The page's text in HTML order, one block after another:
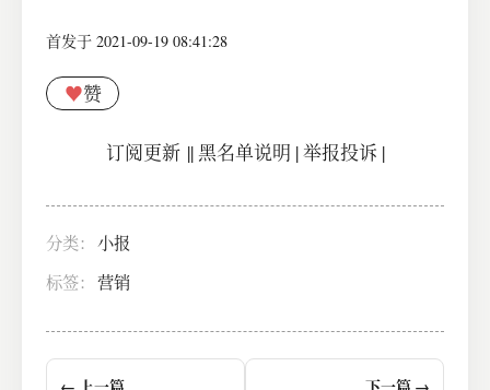
首发于 2021-09-19 08:41:28
♥赞
订阅更新||黑名单说明 |举报投诉 |
分类： 小报
标签： 营销